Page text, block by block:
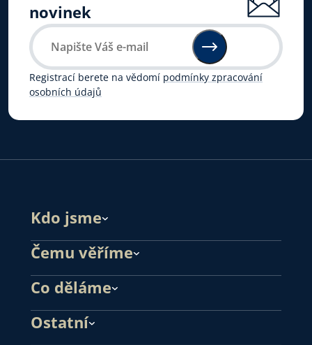
novinek
Registrací berete na vědomí podmínky zpracování
osobních údajů
Kdo jsme
Čemu věříme
Co děláme
Ostatní